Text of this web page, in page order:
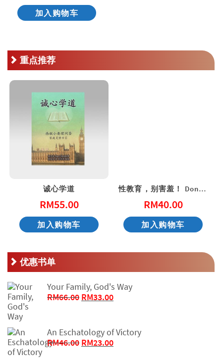
加入购物车
重点推荐
诚心学道
RM55.00
加入购物车
性教育，别害羞！ Don’t Be Shy: A Friendly Guide to Sex Education
RM40.00
加入购物车
优惠书单
Your Family, God's Way
RM66.00 原
RM66.00。
RM33.00当
格
为：
An Eschatology of Victory
RM46.00 原
RM23.00当